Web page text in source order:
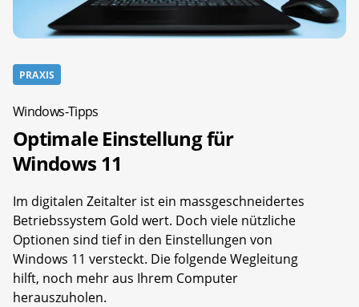
PRAXIS
Windows-Tipps
Optimale Einstellung für
Windows 11
Im digitalen Zeitalter ist ein massgeschneidertes
Betriebssystem Gold wert. Doch viele nützliche
Optionen sind tief in den Einstellungen von
Windows 11 versteckt. Die folgende Wegleitung
hilft, noch mehr aus Ihrem Computer
herauszuholen.